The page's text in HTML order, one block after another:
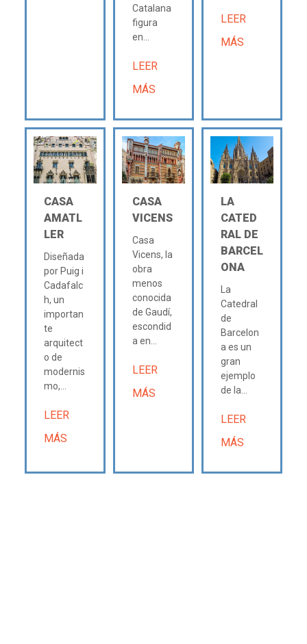
Catalana
figura
en...
LEER
MÁS
LEER
MÁS
CASA
AMATL
LER
Diseñada
por Puig i
Cadafalc
h, un
importan
te
arquitect
o de
modernis
mo,...
LEER
MÁS
CASA
VICENS
Casa
Vicens, la
obra
menos
conocida
de Gaudí,
escondid
a en...
LEER
MÁS
LA
CATED
RAL DE
BARCEL
ONA
La
Catedral
de
Barcelon
a es un
gran
ejemplo
de la...
LEER
MÁS